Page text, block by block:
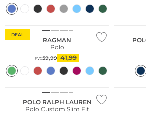
DEAL
RAGMAN
Polo
PVC59,99 41,99
POLO RALPH LAUREN
Polo Custom Slim Fit
Taglie grandi